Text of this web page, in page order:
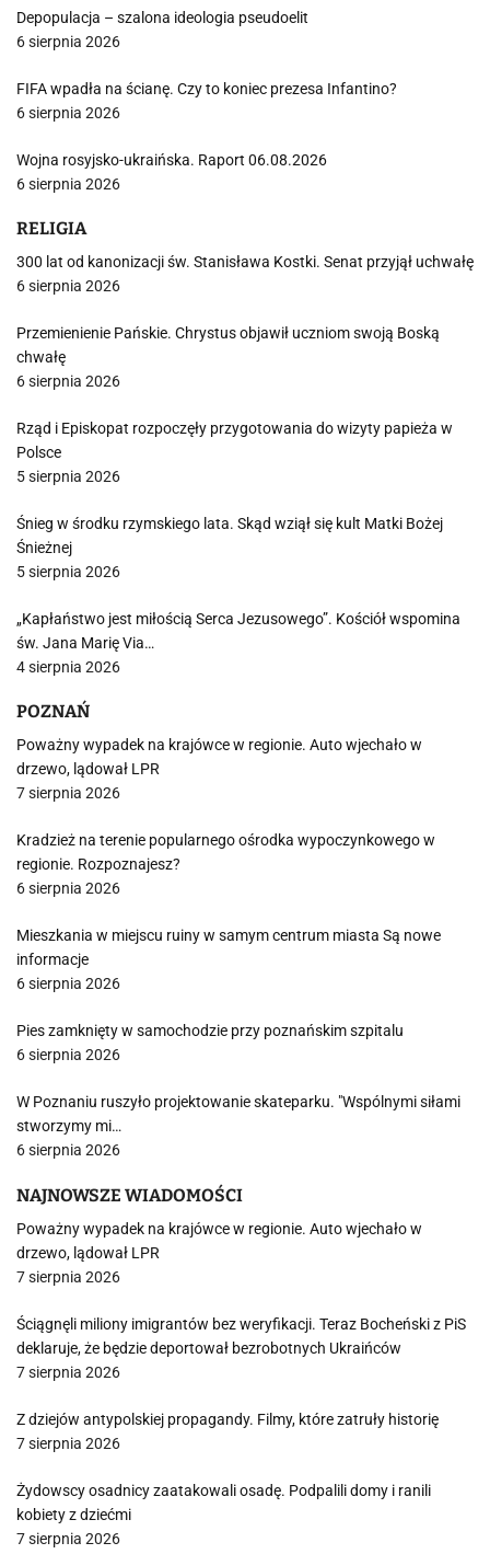
Depopulacja – szalona ideologia pseudoelit
6 sierpnia 2026
FIFA wpadła na ścianę. Czy to koniec prezesa Infantino?
6 sierpnia 2026
Wojna rosyjsko-ukraińska. Raport 06.08.2026
6 sierpnia 2026
RELIGIA
300 lat od kanonizacji św. Stanisława Kostki. Senat przyjął uchwałę
6 sierpnia 2026
Przemienienie Pańskie. Chrystus objawił uczniom swoją Boską
chwałę
6 sierpnia 2026
Rząd i Episkopat rozpoczęły przygotowania do wizyty papieża w
Polsce
5 sierpnia 2026
Śnieg w środku rzymskiego lata. Skąd wziął się kult Matki Bożej
Śnieżnej
5 sierpnia 2026
„Kapłaństwo jest miłością Serca Jezusowego”. Kościół wspomina
św. Jana Marię Via…
4 sierpnia 2026
POZNAŃ
Poważny wypadek na krajówce w regionie. Auto wjechało w
drzewo, lądował LPR
7 sierpnia 2026
Kradzież na terenie popularnego ośrodka wypoczynkowego w
regionie. Rozpoznajesz?
6 sierpnia 2026
Mieszkania w miejscu ruiny w samym centrum miasta Są nowe
informacje
6 sierpnia 2026
Pies zamknięty w samochodzie przy poznańskim szpitalu
6 sierpnia 2026
W Poznaniu ruszyło projektowanie skateparku. "Wspólnymi siłami
stworzymy mi…
6 sierpnia 2026
NAJNOWSZE WIADOMOŚCI
Poważny wypadek na krajówce w regionie. Auto wjechało w
drzewo, lądował LPR
7 sierpnia 2026
Ściągnęli miliony imigrantów bez weryfikacji. Teraz Bocheński z PiS
deklaruje, że będzie deportował bezrobotnych Ukraińców
7 sierpnia 2026
Z dziejów antypolskiej propagandy. Filmy, które zatruły historię
7 sierpnia 2026
Żydowscy osadnicy zaatakowali osadę. Podpalili domy i ranili
kobiety z dziećmi
7 sierpnia 2026